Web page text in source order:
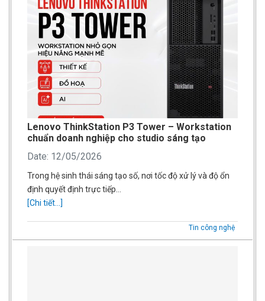
Lenovo ThinkStation P3 Tower – Workstation
chuẩn doanh nghiệp cho studio sáng tạo
Date: 12/05/2026
Trong hệ sinh thái sáng tạo số, nơi tốc độ xử lý và độ ổn
định quyết định trực tiếp…
[Chi tiết...]
Tin công nghệ